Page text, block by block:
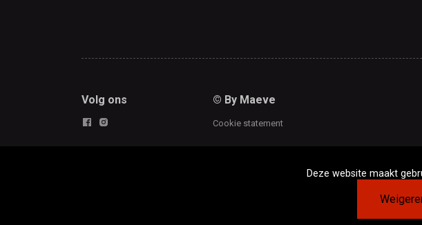
Volg ons © By Maeve
Cookie statement
Deze website maakt